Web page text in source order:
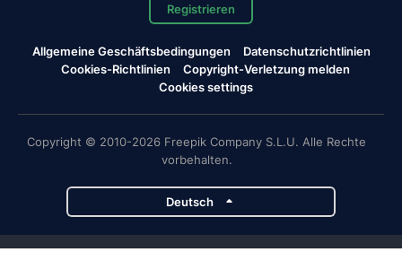
Registrieren
Allgemeine Geschäftsbedingungen
Datenschutzrichtlinien
Cookies-Richtlinien
Copyright-Verletzung melden
Cookies settings
Copyright © 2010-2026 Freepik Company S.L.U. Alle Rechte
vorbehalten.
Deutsch